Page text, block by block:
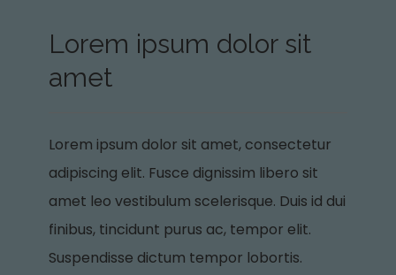
Lorem ipsum dolor sit
amet
Lorem ipsum dolor sit amet, consectetur
adipiscing elit. Fusce dignissim libero sit
amet leo vestibulum scelerisque. Duis id dui
finibus, tincidunt purus ac, tempor elit.
Suspendisse dictum tempor lobortis.